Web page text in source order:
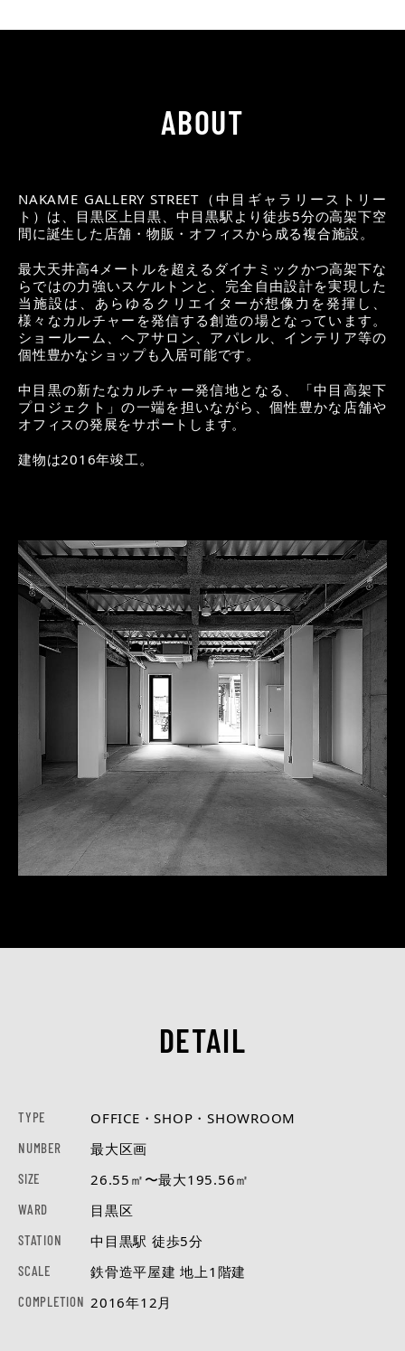
ABOUT
NAKAME GALLERY STREET（中目ギャラリーストリー
ト）は、目黒区上目黒、中目黒駅より徒歩5分の高架下空
間に誕生した店舗・物販・オフィスから成る複合施設。
最大天井高4メートルを超えるダイナミックかつ高架下な
らではの力強いスケルトンと、完全自由設計を実現した
当施設は、あらゆるクリエイターが想像力を発揮し、
様々なカルチャーを発信する創造の場となっています。
ショールーム、ヘアサロン、アパレル、インテリア等の
個性豊かなショップも入居可能です。
中目黒の新たなカルチャー発信地となる、「中目高架下
プロジェクト」の一端を担いながら、個性豊かな店舗や
オフィスの発展をサポートします。
建物は2016年竣工。
DETAIL
TYPE OFFICE・SHOP・SHOWROOM
NUMBER 最大区画
SIZE 26.55㎡〜最大195.56㎡
WARD 目黒区
STATION 中目黒駅 徒歩5分
SCALE 鉄骨造平屋建 地上1階建
COMPLETION 2016年12月